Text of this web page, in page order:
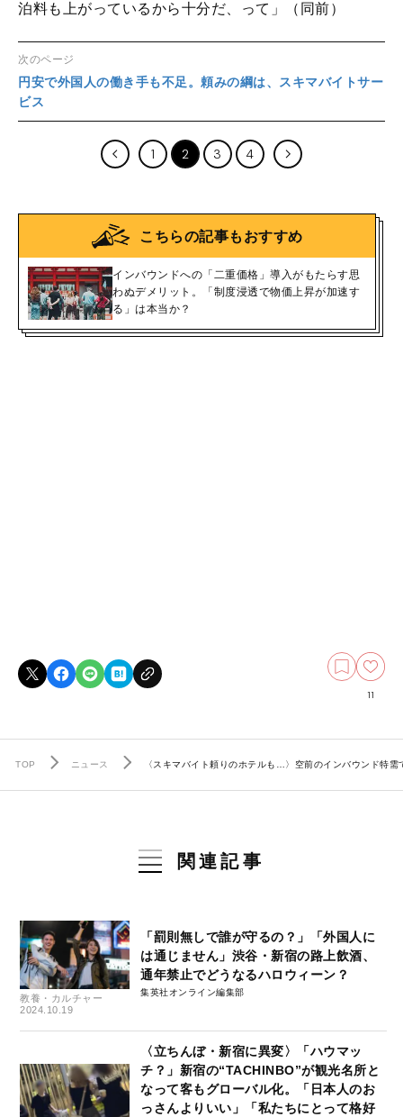
泊料も上がっているから十分だ、って」（同前）
次のページ
円安で外国人の働き手も不足。頼みの綱は、スキマバイトサー
ビス
1 2 3 4
こちらの記事もおすすめ
インバウンドへの「二重価格」導入がもたらす思
わぬデメリット。「制度浸透で物価上昇が加速す
る」は本当か？
11
TOP ニュース 〈スキマバイト頼りのホテルも…〉空前のインバウンド特
関連記事
教養・カルチャー
2024.10.19
「罰則無しで誰が守るの？」「外国人に
は通じません」渋谷・新宿の路上飲酒、
通年禁止でどうなるハロウィーン？
集英社オンライン編集部
〈立ちんぼ・新宿に異変〉「ハウマッ
チ？」新宿の“TACHINBO”が観光名所と
なって客もグローバル化。「日本人のお
っさんよりいい」「私たちにとって格好